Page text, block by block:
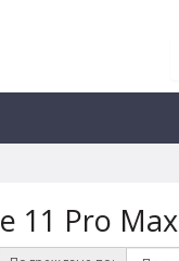
11 Pro Max